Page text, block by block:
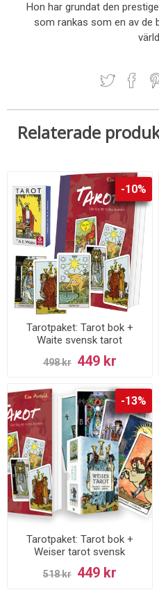
Hon har grundat den
som rankas som en av de
Relaterade
-10%
Tarotpaket: Tarot bok +
Waite svensk tarot
(pocketstorlek)
498 kr 449 kr
-13%
Tarotpaket: Tarot bok +
Weiser tarot svensk
518 kr 449 kr